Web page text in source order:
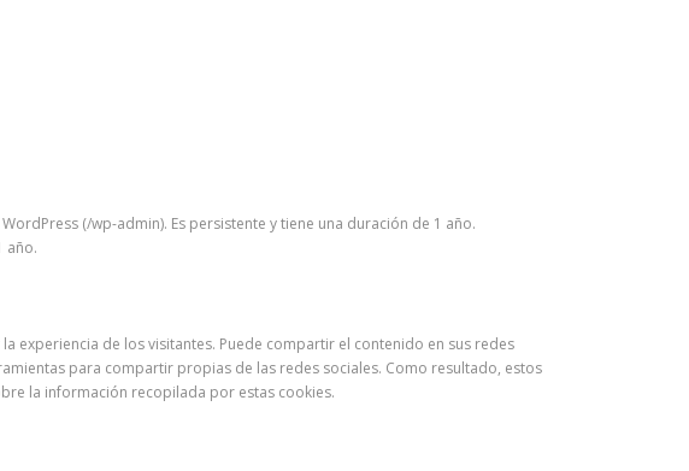
(/wp-admin). Es persistente y tiene una duración de 1 año.
año.
experiencia de los visitantes. Puede compartir el contenido en sus redes
para compartir propias de las redes sociales. Como resultado, estos
la información recopilada por estas cookies.